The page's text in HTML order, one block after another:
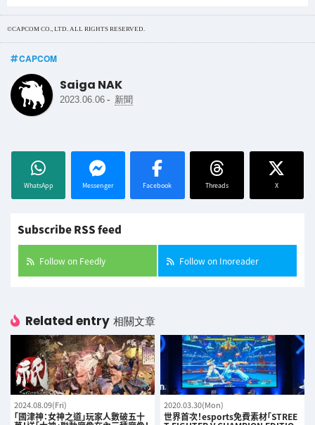
©CAPCOM CO., LTD. ALL RIGHTS RESERVED.
CAPCOM
Saiga NAK
2023.06.06 - 新聞
WhatsApp Messenger Facebook Threads X
Subscribe RSS feed
Follow on Feedly Follow on Inoreader
Related entry 相關文章
2024.08.09(Fri)
「國津神：女神之道」玩家人數破五十
2020.03.30(Mon)
世界首次！esports免費素材｢STREE